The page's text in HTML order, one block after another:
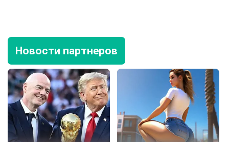
Новости партнеров